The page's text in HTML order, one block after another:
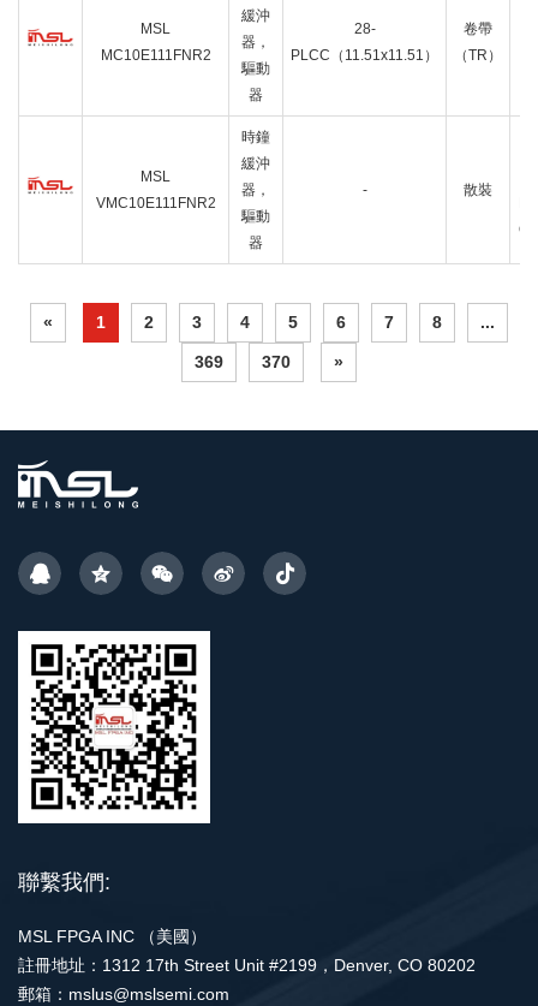
MSL
MC10E111FNR2
緩沖
器，
驅動
器
28-
PLCC（11.51x11.51）
卷帶
（TR）
MSL
VMC10E111FNR2
時鐘
緩沖
器，
驅動
器
- 散裝
« 1 2 3 4 5 6 7 8 ...
369 370 »
聯繫我們:
MSL FPGA INC （美國）
註冊地址：1312 17th Street Unit #2199，Denver, CO 80202
郵箱：mslus@mslsemi.com